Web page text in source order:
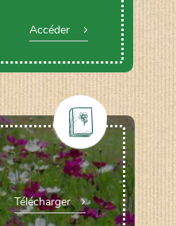
Accéder
Télécharger